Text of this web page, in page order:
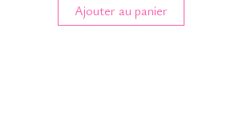
Ajouter au panier